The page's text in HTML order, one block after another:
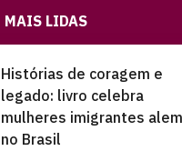
MAIS LIDAS
Histórias de coragem e
legado: livro celebra
mulheres imigrantes
no Brasil